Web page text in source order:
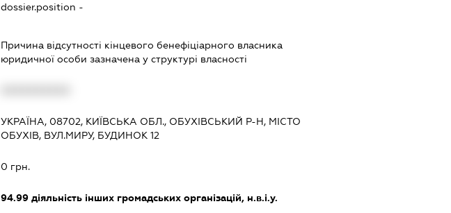
dossier.position -
Причина відсутності кінцевого бенефіціарного власника
юридичної особи зазначена у структурі власності
УКРАЇНА, 08702, КИЇВСЬКА ОБЛ., ОБУХІВСЬКИЙ Р-Н, МІСТО
ОБУХІВ, ВУЛ.МИРУ, БУДИНОК 12
0 грн.
94.99 діяльність інших громадських організацій, н.в.і.у.